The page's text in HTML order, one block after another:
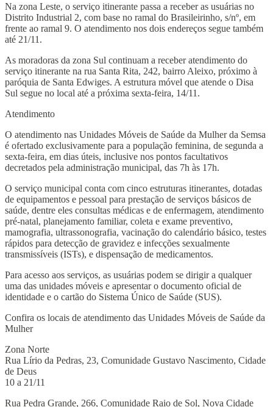
Na zona Leste, o serviço itinerante passa a receber as usuárias no
Distrito Industrial 2, com base no ramal do Brasileirinho, s/nº, em
frente ao ramal 9. O atendimento nos dois endereços segue também
até 21/11.
As moradoras da zona Sul continuam a receber atendimento do
serviço itinerante na rua Santa Rita, 242, bairro Aleixo, próximo à
paróquia de Santa Edwiges. A estrutura móvel que atende o Disa
Sul segue no local até a próxima sexta-feira, 14/11.
Atendimento
O atendimento nas Unidades Móveis de Saúde da Mulher da Semsa
é ofertado exclusivamente para a população feminina, de segunda a
sexta-feira, em dias úteis, inclusive nos pontos facultativos
decretados pela administração municipal, das 7h às 17h.
O serviço municipal conta com cinco estruturas itinerantes, dotadas
de equipamentos e pessoal para prestação de serviços básicos de
saúde, dentre eles consultas médicas e de enfermagem, atendimento
pré-natal, planejamento familiar, coleta e exame preventivo,
mamografia, ultrassonografia, vacinação do calendário básico, testes
rápidos para detecção de gravidez e infecções sexualmente
transmissíveis (ISTs), e dispensação de medicamentos.
Para acesso aos serviços, as usuárias podem se dirigir a qualquer
uma das unidades móveis e apresentar o documento oficial de
identidade e o cartão do Sistema Único de Saúde (SUS).
Confira os locais de atendimento das Unidades Móveis de Saúde da
Mulher
Zona Norte
Rua Lírio da Pedras, 23, Comunidade Gustavo Nascimento, Cidade
de Deus
10 a 21/11
Rua Pedra Grande, 266, Comunidade Raio de Sol, Nova Cidade